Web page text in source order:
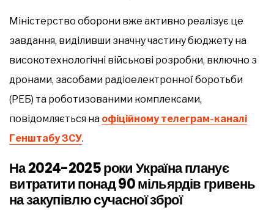
Міністерство оборони вже активно реалізує це
завдання, виділивши значну частину бюджету на
високотехнологічні військові розробки, включно з
дронами, засобами радіоелектронної боротьби
(РЕБ) та роботизованими комплексами,
повідомляється на офіційному телеграм-каналі
Генштабу ЗСУ.
На 2024-2025 роки Україна планує
витратити понад90 мільярдів гривень
на закупівлю сучасної зброї